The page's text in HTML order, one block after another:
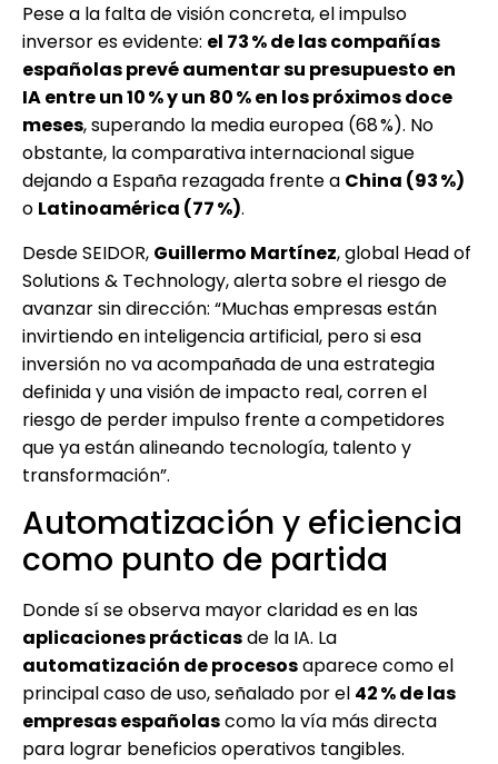
Pese a la falta de visión concreta, el impulso
inversor es evidente: el 73 % de las compañías
españolas prevé aumentar su presupuesto en
IA entre un 10 % y un 80 % en los próximos doce
meses, superando la media europea (68 %). No
obstante, la comparativa internacional sigue
dejando a España rezagada frente a China (93 %)
o Latinoamérica (77 %).
Desde SEIDOR, Guillermo Martínez, global Head of
Solutions & Technology, alerta sobre el riesgo de
avanzar sin dirección: “Muchas empresas están
invirtiendo en inteligencia artificial, pero si esa
inversión no va acompañada de una estrategia
definida y una visión de impacto real, corren el
riesgo de perder impulso frente a competidores
que ya están alineando tecnología, talento y
transformación”.
Automatización y eficiencia
como punto de partida
Donde sí se observa mayor claridad es en las
aplicaciones prácticasde la IA. La
automatización de procesosaparece como el
principal caso de uso, señalado por el 42 % de las
empresas españolascomo la vía más directa
para lograr beneficios operativos tangibles.